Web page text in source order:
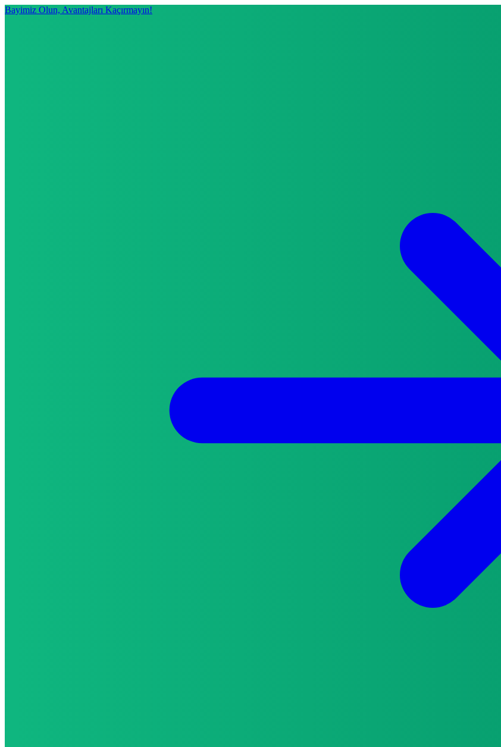
Bayimiz Olun, Avantajları Kaçırmayın!